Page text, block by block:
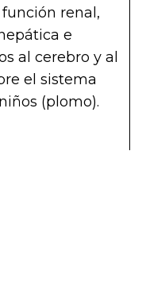
renal,
e
al cerebro y al
el sistema
(plomo).